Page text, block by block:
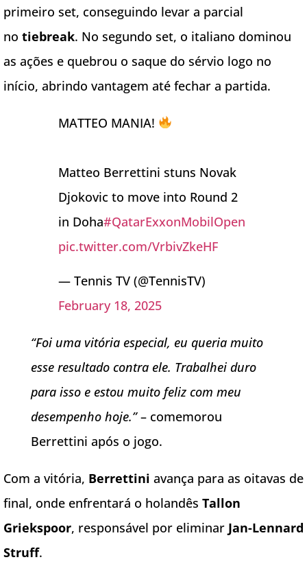
primeiro set, conseguindo levar a parcial
no tiebreak. No segundo set, o italiano dominou
as ações e quebrou o saque do sérvio logo no
início, abrindo vantagem até fechar a partida.
MATTEO MANIA!
Matteo Berrettini stuns Novak
Djokovic to move into Round 2
in Doha#QatarExxonMobilOpen
pic.twitter.com/VrbivZkeHF
— Tennis TV (@TennisTV)
February 18, 2025
“Foi uma vitória especial, eu queria muito
esse resultado contra ele. Trabalhei duro
para isso e estou muito feliz com meu
desempenho hoje.”– comemorou
Berrettini após o jogo.
Com a vitória, Berrettini avança para as oitavas de
final, onde enfrentará o holandês Tallon
Griekspoor, responsável por eliminar Jan-Lennard
Struff.